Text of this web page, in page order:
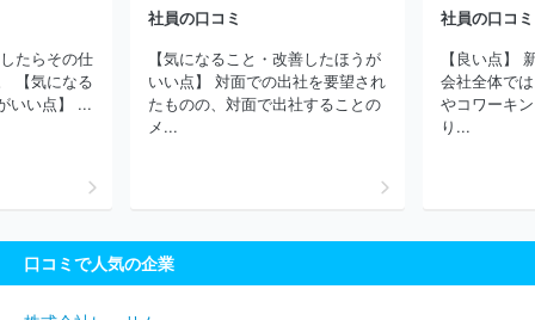
株式会社ボルテージ
ＫＩＳドット
イクラウドホールディングス株式会社
株式会社ビザスク
株式会
社ジンジブ
有限会社ウニコ 株式会社ＨＵＧＥ
Ｉｎａｇｏｒａ
株式会社
アド・セイル株式会社 ロジザード株式会社
ｐｅｐｅ
オンリーストーリー
株式会社スカイ３６５
Ｆｕｓｉｏｎ株式会社
株式会社クラッソーネ
株式会社ワークス
タイルキャリア
ほか(1126件)
たらその仕
【気になる
いい点】 ...
社員の口コミ
【気になること・改善したほうが
いい点】 対面での出社を要望され
たものの、対面で出社することの
メ...
社員の口コミ
【良い点】
会社全体で
やコワーキ
り...
口コミで人気の企業